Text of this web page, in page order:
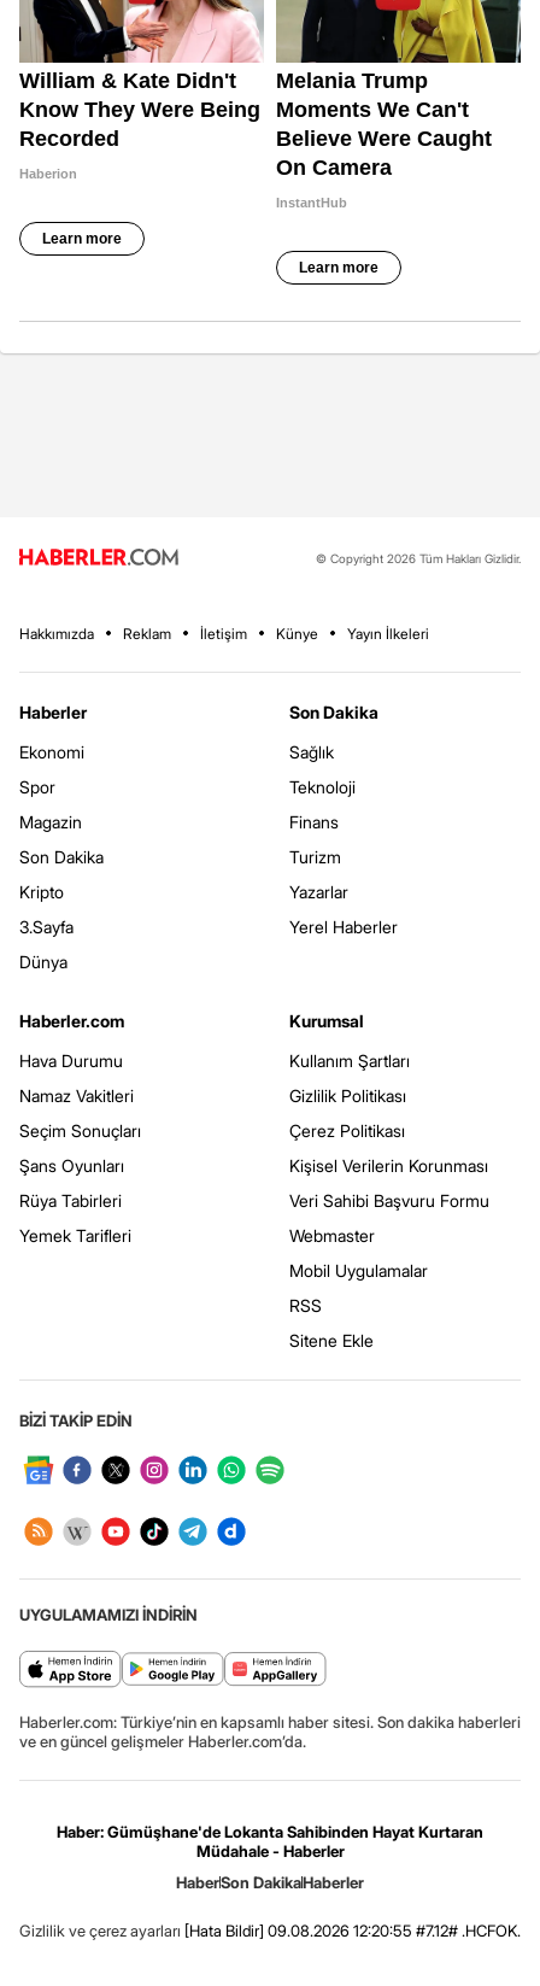
© Copyright 2026 Tüm Hakları Gizlidir.
Hakkımızda Reklam İletişim Künye Yayın İlkeleri
Haberler
Ekonomi
Spor
Magazin
Son Dakika
Kripto
3.Sayfa
Dünya
Son Dakika
Sağlık
Teknoloji
Finans
Turizm
Yazarlar
Yerel Haberler
Haberler.com
Hava Durumu
Namaz Vakitleri
Seçim Sonuçları
Şans Oyunları
Rüya Tabirleri
Yemek Tarifleri
Kurumsal
Kullanım Şartları
Gizlilik Politikası
Çerez Politikası
Kişisel Verilerin Korunması
Veri Sahibi Başvuru Formu
Webmaster
Mobil Uygulamalar
RSS
Sitene Ekle
BİZİ TAKİP EDİN
UYGULAMAMIZI İNDİRİN
Haberler.com: Türkiye’nin en kapsamlı haber sitesi. Son dakika haberleri
ve en güncel gelişmeler Haberler.com’da.
Haber: Gümüşhane'de Lokanta Sahibinden Hayat Kurtaran
Müdahale - Haberler
HaberSon DakikaHaberler
Gizlilik ve çerez ayarları [Hata Bildir] 09.08.2026 12:20:55 #7.12# .HCFOK.